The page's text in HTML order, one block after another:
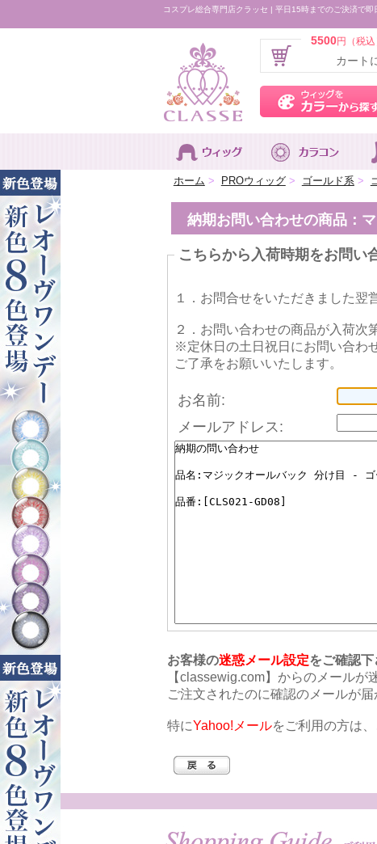
コスプレ総合専門店クラッセ | 平日15時までのご決済で即
5500円（税
カート
ホーム > PROウィッグ > ゴールド系 >
納期お問い合わせの商品：
こちらから入荷時期をお問い
１．お問合せをいただきました翌
２．お問い合わせの商品が入荷次
※定休日の土日祝日にお問い合わ
ご了承をお願いいたします。
お名前:
メールアドレス:
お客様の迷惑メール設定をご確認下
【classewig.com】からのメールが
ご注文されたのに確認のメールが
特にYahoo!メールをご利用の方は